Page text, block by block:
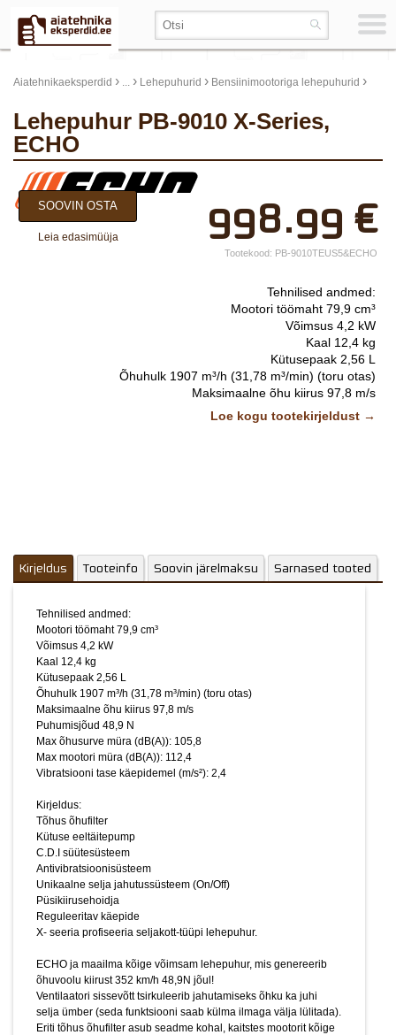
Aiatehnikaeksperdid › ... › Lehepuhurid › Bensiinimootoriga lehepuhurid ›
Lehepuhur PB-9010 X-Series,
ECHO
×
Teie nimi*
Ettevõtte nimi.
Telefon*
E-post*
Vali lähim keskus*
Lisainfo
998.99 €
SOOVIN OSTA
Leia edasimüüja
Tootekood: PB-9010TEUS5&ECHO
Tehnilised andmed:
Mootori töömaht 79,9 cm³
Võimsus 4,2 kW
Kaal 12,4 kg
Kütusepaak 2,56 L
Õhuhulk 1907 m³/h (31,78 m³/min) (toru otas)
Maksimaalne õhu kiirus 97,8 m/s
Puhumisjõud 48,9 N
Max õhusurve müra (dB(A)): 105,8
Antivibratsioonisüsteem
Unikaalne selja jahutussüsteem (On/Off)
X- seeria profiseeria seljakott-tüüpi lehepuhur.
ECHO ja maailma kõige võimsam lehepuhur, mis genereerib
Ventilaatori sissevõtt tsirkuleerib jahutamiseks õhku ka juhi selja
ümber (seda funktsiooni saab külma ilmaga välja lülitada).
Eriti tõhus õhufilter asub seadme kohal, kaitstes mootorit kõige
raskemates tingimustes tolmu ja prahi eest ning on hõlpsasti
juurdepääsetav ilma tööriistu vajamata.
Eriti hea on puhastada masinaid ja seadmeid, millele ligipääs
NB! Tolmuses keskkonnas tasub hingamisteid kaitsta
2-aastane ettevõtte garantii ja 5-aastane tarbijagarantii!
Loe kogu tootekirjeldust →
Kirjeldus Tooteinfo Soovin järelmaksu Sarnased tooted
Tehnilised andmed:
Mootori töömaht 79,9 cm³
Võimsus 4,2 kW
Kaal 12,4 kg
Kütusepaak 2,56 L
Õhuhulk 1907 m³/h (31,78 m³/min) (toru otas)
Maksimaalne õhu kiirus 97,8 m/s
Puhumisjõud 48,9 N
Max õhusurve müra (dB(A)): 105,8
Max mootori müra (dB(A)): 112,4
Vibratsiooni tase käepidemel (m/s²): 2,4
Kirjeldus:
Tõhus õhufilter
Kütuse eeltäitepump
C.D.I süütesüsteem
Antivibratsioonisüsteem
Unikaalne selja jahutussüsteem (On/Off)
Püsikiirusehoidja
Reguleeritav käepide
X- seeria profiseeria seljakott-tüüpi lehepuhur.
ECHO ja maailma kõige võimsam lehepuhur, mis genereerib
õhuvoolu kiirust 352 km/h 48,9N jõul!
Ventilaatori sissevõtt tsirkuleerib jahutamiseks õhku ka juhi
selja ümber (seda funktsiooni saab külma ilmaga välja lülitada).
Eriti tõhus õhufilter asub seadme kohal, kaitstes mootorit kõige